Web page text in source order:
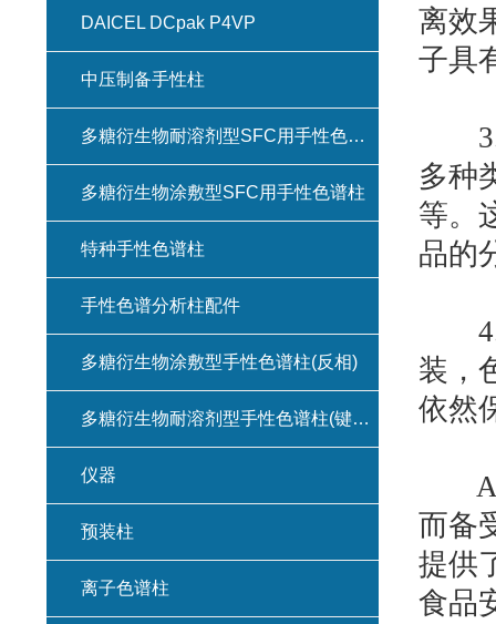
离效
子具
3.
多种
等。
品的
4.
装，
依然
而备
提供
食品
DAICEL DCpak P4VP
中压制备手性柱
多糖衍生物耐溶剂型SFC用手性色谱柱(键合型手性色谱柱)
多糖衍生物涂敷型SFC用手性色谱柱
特种手性色谱柱
手性色谱分析柱配件
多糖衍生物涂敷型手性色谱柱(反相)
多糖衍生物耐溶剂型手性色谱柱(键合型手性色谱柱)
仪器
预装柱
离子色谱柱